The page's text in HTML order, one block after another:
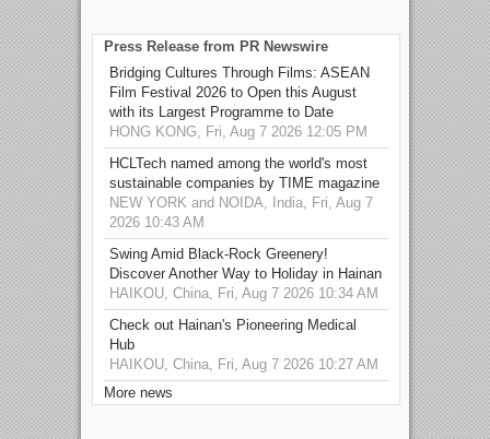
Press Release from PR Newswire
Bridging Cultures Through Films: ASEAN
Film Festival 2026 to Open this August
with its Largest Programme to Date
HONG KONG, Fri, Aug 7 2026 12:05 PM
HCLTech named among the world's most
sustainable companies by TIME magazine
NEW YORK and NOIDA, India, Fri, Aug 7
2026 10:43 AM
Swing Amid Black‑Rock Greenery!
Discover Another Way to Holiday in Hainan
HAIKOU, China, Fri, Aug 7 2026 10:34 AM
Check out Hainan's Pioneering Medical
Hub
HAIKOU, China, Fri, Aug 7 2026 10:27 AM
More news